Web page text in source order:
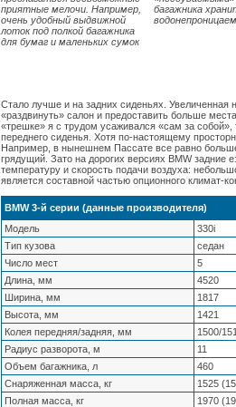
приятные мелочи. Например,
очень удобный выдвижной
лоток под полкой багажника
для бумаг и маленьких сумок
багажника
Стало лучше и на задних сиденьях. Увеличенная
«раздвинуть» салон и предоставить больше
«трешке» я с трудом усаживался «сам за
переднего сиденья. Хотя по-настоящему
Например, в нынешнем Пассате все равно
грядущий. Зато на дорогих версиях BMW задние
температуру и скорость подачи воздуха:
является составной частью опционного климат-
BMW 3-й серии (данные производителя)
Модель
330i
Тип кузова
седан
Число мест
5
Длина, мм
4520
Ширина, мм
1817
Высота, мм
1421
Колея передняя/задняя, мм
1500/
Радиус разворота, м
11
Объем багажника, л
460
Снаряженная масса, кг
1525
Полная масса, кг
1970